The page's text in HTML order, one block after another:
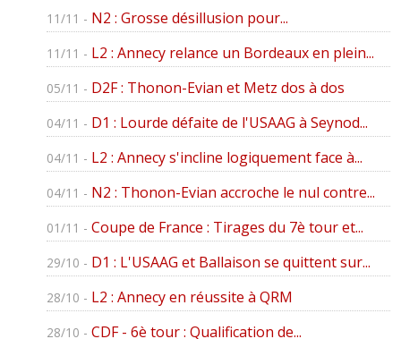
11/11 - N2 : Grosse désillusion pour...
11/11 - L2 : Annecy relance un Bordeaux en plein...
05/11 - D2F : Thonon-Evian et Metz dos à dos
04/11 - D1 : Lourde défaite de l'USAAG à Seynod...
04/11 - L2 : Annecy s'incline logiquement face à...
04/11 - N2 : Thonon-Evian accroche le nul contre...
01/11 - Coupe de France : Tirages du 7è tour et...
29/10 - D1 : L'USAAG et Ballaison se quittent sur...
28/10 - L2 : Annecy en réussite à QRM
28/10 - CDF - 6è tour : Qualification de...